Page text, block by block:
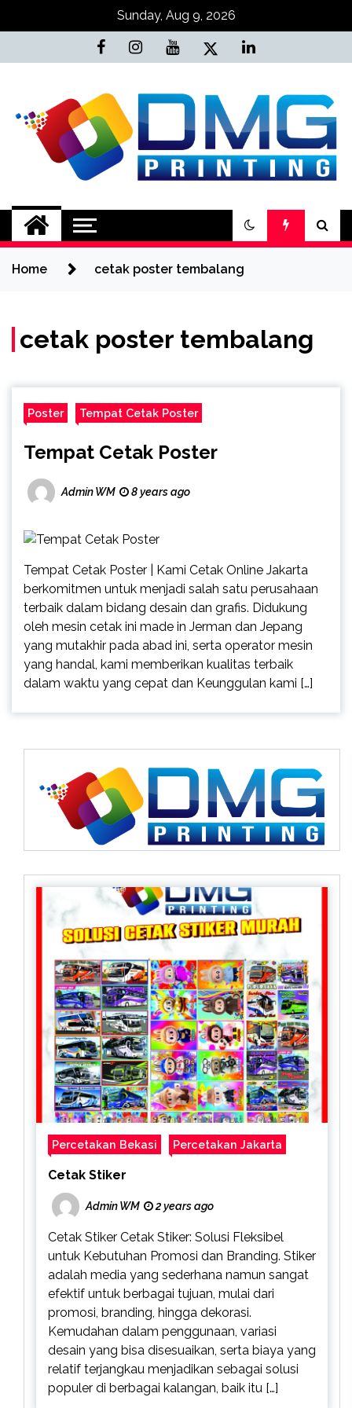
Sunday, Aug 9, 2026
Jasa Cetak Online
DMG Printing
Home cetak poster tembalang
cetak poster tembalang
Poster Tempat Cetak Poster
Tempat Cetak Poster
Admin WM 8 years ago
Tempat Cetak Poster | Kami Cetak Online Jakarta
berkomitmen untuk menjadi salah satu perusahaan
terbaik dalam bidang desain dan grafis. Didukung
oleh mesin cetak ini made in Jerman dan Jepang
yang mutakhir pada abad ini, serta operator mesin
yang handal, kami memberikan kualitas terbaik
dalam waktu yang cepat dan Keunggulan kami […]
Percetakan Bekasi Percetakan Jakarta
Cetak Stiker
Admin WM 2 years ago
Cetak Stiker Cetak Stiker: Solusi Fleksibel
untuk Kebutuhan Promosi dan Branding. Stiker
adalah media yang sederhana namun sangat
efektif untuk berbagai tujuan, mulai dari
promosi, branding, hingga dekorasi.
Kemudahan dalam penggunaan, variasi
desain yang bisa disesuaikan, serta biaya yang
relatif terjangkau menjadikan sebagai solusi
populer di berbagai kalangan, baik itu […]